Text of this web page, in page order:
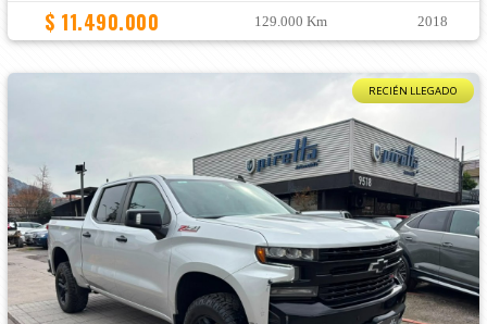
$ 11.490.000 129.000 Km 2018
RECIÉN LLEGADO